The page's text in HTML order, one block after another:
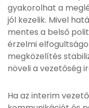
gyakorolhat a
jól kezelik. Mivel
mentes a belső
érzelmi
megközelítés
növeli a vezetőség
Ha az interim